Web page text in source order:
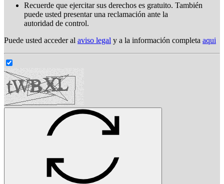
Recuerde que ejercitar sus derechos es gratuito. También
puede usted presentar una reclamación ante la
autoridad de control.
Puede usted acceder al aviso legal y a la información completa aqui